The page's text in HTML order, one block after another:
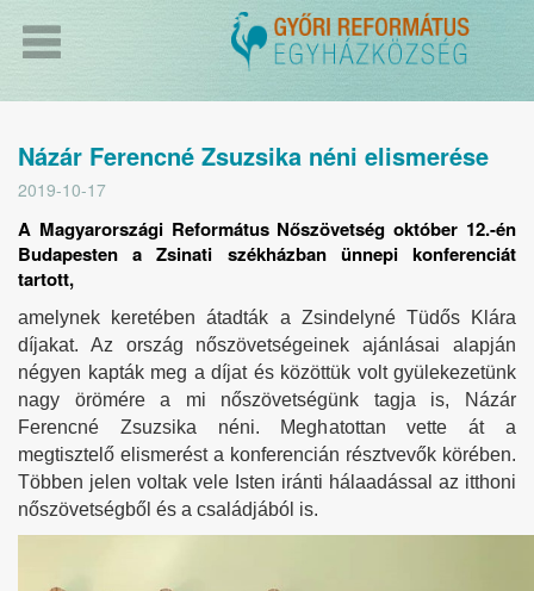
Názár Ferencné Zsuzsika néni elismerése
2019-10-17
A Magyarországi Református Nőszövetség október 12.-én
Budapesten a Zsinati székházban ünnepi konferenciát
tartott,
amelynek keretében átadták a Zsindelyné Tüdős Klára
díjakat. Az ország nőszövetségeinek ajánlásai alapján
négyen kapták meg a díjat és közöttük volt gyülekezetünk
nagy örömére a mi nőszövetségünk tagja is, Názár
Ferencné Zsuzsika néni. Meghatottan vette át a
megtisztelő elismerést a konferencián résztvevők körében.
Többen jelen voltak vele Isten iránti hálaadással az itthoni
nőszövetségből és a családjából is.